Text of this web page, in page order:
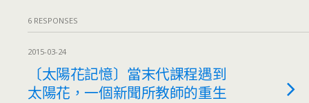
6 RESPONSES
2015-03-24
〔太陽花記憶〕當末代課程遇到
太陽花，一個新聞所教師的重生